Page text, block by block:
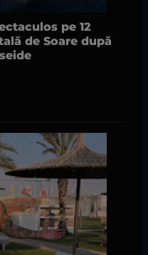
pe 12
de Soare după